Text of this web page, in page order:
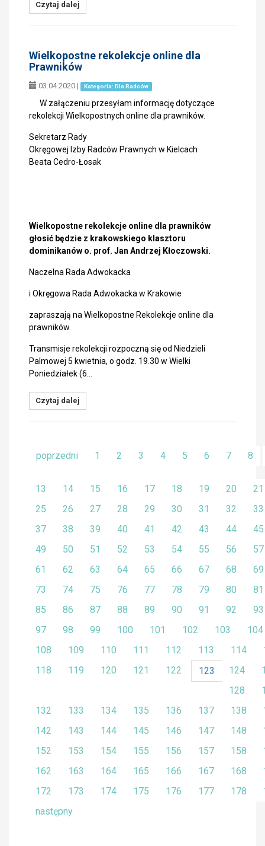
Czytaj dalej
Wielkopostne rekolekcje online dla
Prawników
03.04.2020 | Kategoria: Dla Radców
W załączeniu przesyłam informację dotyczące
rekolekcji Wielkopostnych online dla prawników.
Sekretarz Rady
Okręgowej Izby Radców Prawnych w Kielcach
Beata Cedro-Łosak
Wielkopostne rekolekcje online dla prawników
głosić będzie z krakowskiego klasztoru
dominikanów o. prof. Jan Andrzej Kłoczowski.
Naczelna Rada Adwokacka
i Okręgowa Rada Adwokacka w Krakowie
zapraszają na Wielkopostne Rekolekcje online dla
prawników.
Transmisje rekolekcji rozpoczną się od Niedzieli
Palmowej 5 kwietnia, o godz. 19.30 w Wielki
Poniedziałek (6…
Czytaj dalej
poprzedni 1 2 3 4 5 6 7 8
13 14 15 16 17 18 19 20
21
25
26 27 28 29 30 31 32
33
37
38 39 40 41 42 43 44
45
49
50 51 52 53 54 55 56
57
61
62 63 64 65 66 67 68
69
73
74 75 76 77 78 79 80
81
85
86 87 88 89 90 91 92
93
97
98 99 100 101 102 103
104
108
109 110 111 112 113 114
118
119 120 121 122 123 124
128
132
133 134 135 136 137 138
142
143 144 145 146 147 148
152
153 154 155 156 157 158
162
163 164 165 166 167 168
172
173 174 175 176 177 178
następny